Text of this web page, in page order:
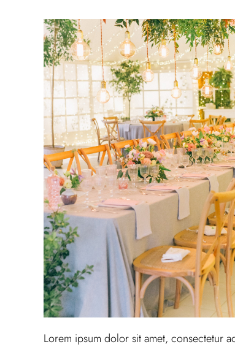
Lorem ipsum dolor sit amet, consectetur